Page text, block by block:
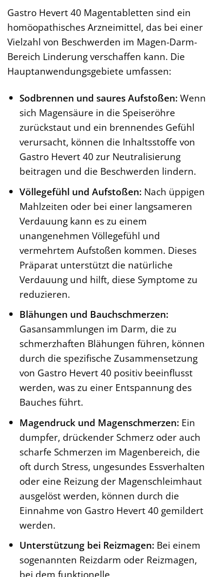
Gastro Hevert 40 Magentabletten sind ein
homöopathisches Arzneimittel, das bei einer
Vielzahl von Beschwerden im Magen-Darm-
Bereich Linderung verschaffen kann. Die
Hauptanwendungsgebiete umfassen:
Sodbrennen und saures Aufstoßen: Wenn
sich Magensäure in die Speiseröhre
zurückstaut und ein brennendes Gefühl
verursacht, können die Inhaltsstoffe von
Gastro Hevert 40 zur Neutralisierung
beitragen und die Beschwerden lindern.
Völlegefühl und Aufstoßen: Nach üppigen
Mahlzeiten oder bei einer langsameren
Verdauung kann es zu einem
unangenehmen Völlegefühl und
vermehrtem Aufstoßen kommen. Dieses
Präparat unterstützt die natürliche
Verdauung und hilft, diese Symptome zu
reduzieren.
Blähungen und Bauchschmerzen:
Gasansammlungen im Darm, die zu
schmerzhaften Blähungen führen, können
durch die spezifische Zusammensetzung
von Gastro Hevert 40 positiv beeinflusst
werden, was zu einer Entspannung des
Bauches führt.
Magendruck und Magenschmerzen: Ein
dumpfer, drückender Schmerz oder auch
scharfe Schmerzen im Magenbereich, die
oft durch Stress, ungesundes Essverhalten
oder eine Reizung der Magenschleimhaut
ausgelöst werden, können durch die
Einnahme von Gastro Hevert 40 gemildert
werden.
Unterstützung bei Reizmagen: Bei einem
sogenannten Reizdarm oder Reizmagen,